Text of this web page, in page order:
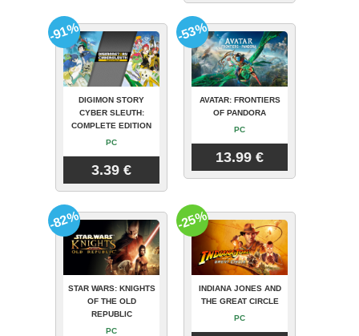
DIGIMON STORY
CYBER SLEUTH:
COMPLETE EDITION
PC
3.39 €
-91%
AVATAR: FRONTIERS
OF PANDORA
PC
13.99 €
-53%
STAR WARS: KNIGHTS
OF THE OLD
REPUBLIC
PC
-82%
INDIANA JONES AND
THE GREAT CIRCLE
PC
-25%